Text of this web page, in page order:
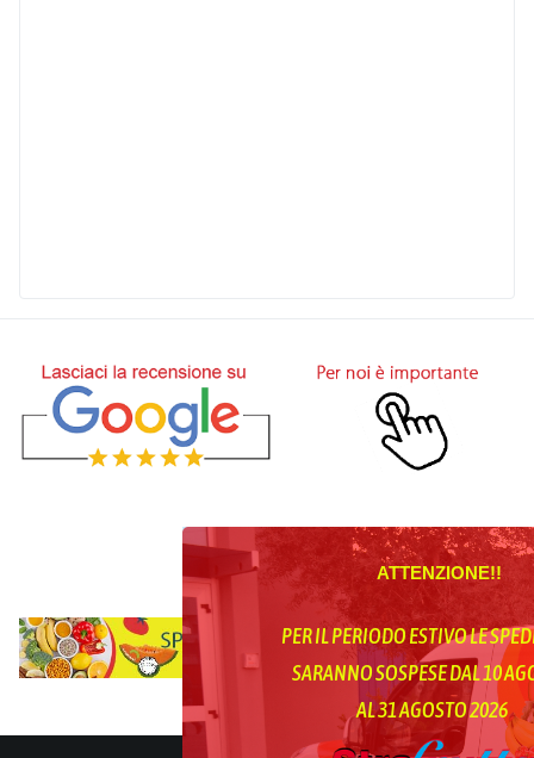
ATTENZIONE!!
PER IL PERIODO ESTIVO LE
SARANNO SOSPESE DAL 10
AL 31 AGOSTO 2026